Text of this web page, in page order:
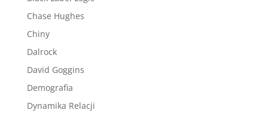
Chase Hughes
Chiny
Dalrock
David Goggins
Demografia
Dynamika Relacji